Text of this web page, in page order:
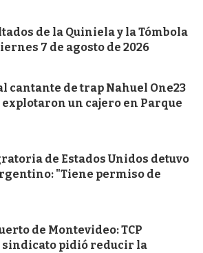
de la Quiniela y la Tómbola
7 de agosto de 2026
cantante de trap Nahuel One23
un cajero en Parque
de Estados Unidos detuvo
"Tiene permiso de
de Montevideo: TCP
sindicato pidió reducir la